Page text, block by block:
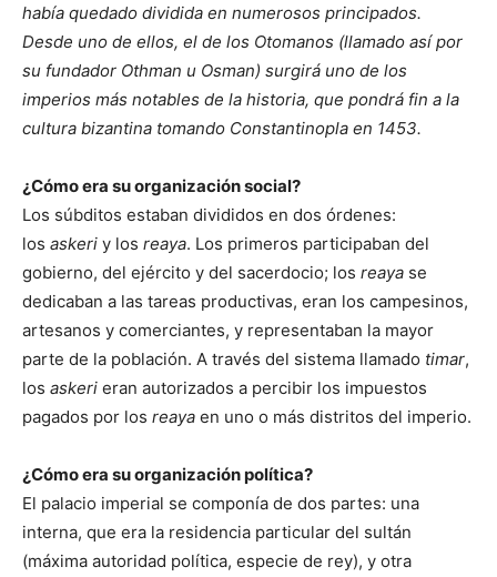
había quedado dividida en numerosos principados.
Desde uno de ellos, el de los Otomanos (llamado así por
su fundador Othman u Osman) surgirá uno de los
imperios más notables de la historia, que pondrá fin a la
cultura bizantina tomando Constantinopla en 1453.
¿Cómo era su organización social?
Los súbditos estaban divididos en dos órdenes:
los askeri y los reaya. Los primeros participaban del
gobierno, del ejército y del sacerdocio; los reaya se
dedicaban a las tareas productivas, eran los campesinos,
artesanos y comerciantes, y representaban la mayor
parte de la población. A través del sistema llamado timar,
los askeri eran autorizados a percibir los impuestos
pagados por los reaya en uno o más distritos del imperio.
¿Cómo era su organización política?
El palacio imperial se componía de dos partes: una
interna, que era la residencia particular del sultán
(máxima autoridad política, especie de rey), y otra